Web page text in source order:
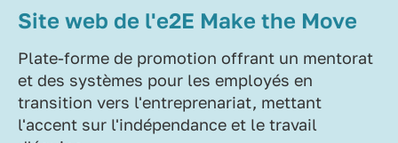
Site web de l'e2E Make the Move
Plate-forme de promotion offrant un mentorat
et des systèmes pour les employés en
transition vers l'entreprenariat, mettant
l'accent sur l'indépendance et le travail